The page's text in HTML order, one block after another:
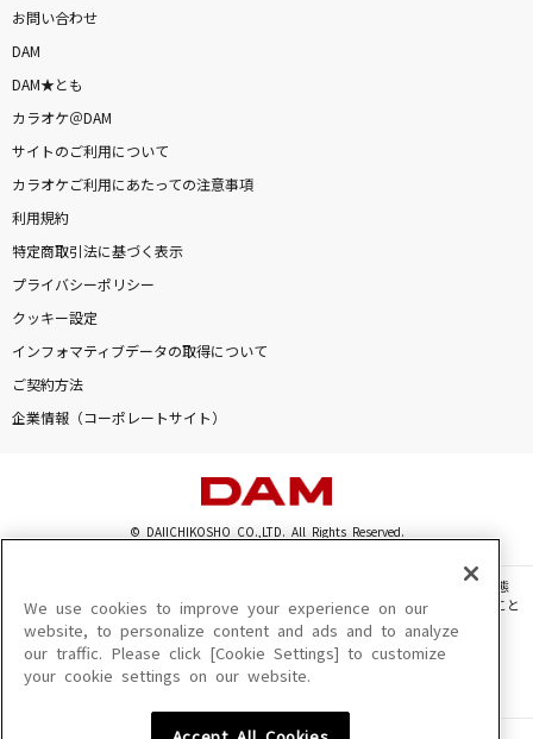
お問い合わせ
DAM
DAM★とも
カラオケ＠DAM
サイトのご利用について
カラオケご利用にあたっての注意事項
利用規約
特定商取引法に基づく表示
プライバシーポリシー
クッキー設定
インフォマティブデータの取得について
ご契約方法
企業情報（コーポレートサイト）
© DAIICHIKOSHO CO.,LTD. All Rights Reserved.
このサイトに掲載されている一切の文章・画像・写真・動画・音声等を、手段や形態
を問わず、著作権法の定める範囲を超えて無断で複製、転載、ファイル化などすること
を禁じます。
楽曲及びコンテンツは、機種によりご利用いただけない場合があります。
楽曲及びコンテンツの配信日、配信内容が変更になる場合があります。
We use cookies to improve your experience on our
website, to personalize content and ads and to analyze
our traffic. Please click [Cookie Settings] to customize
your cookie settings on our website.